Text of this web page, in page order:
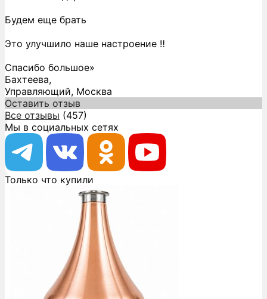
Будем еще брать
Это улучшило наше настроение ‼️
Спасибо большое»
Бахтеева,
Управляющий, Москва
Оставить отзыв
Все отзывы (457)
Мы в социальных сетях
Только что купили